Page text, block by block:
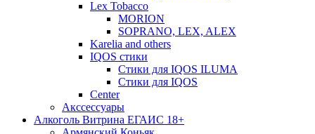
Lex Tobacco
MORION
SOPRANO, LEX, ALEX
Karelia and others
IQOS стики
Стики для IQOS ILUMA
Стики для IQOS
Сenter
Акссессуары
Алкоголь Витрина ЕГАИС 18+